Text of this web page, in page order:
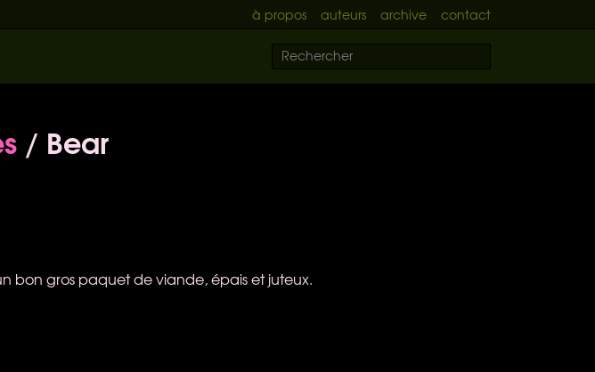
à propos auteurs archive contact
/ Bear
bon gros paquet de viande, épais et juteux.